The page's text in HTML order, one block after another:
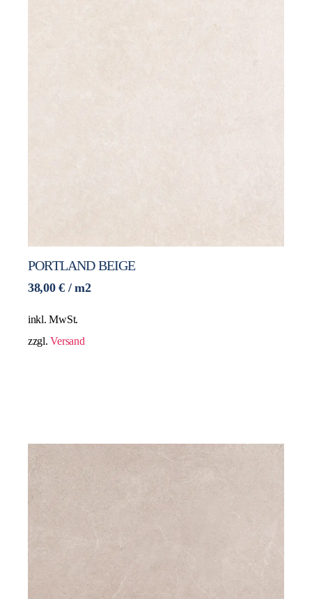
PORTLAND BEIGE
38,00€ / m2
inkl. MwSt.
zzgl.Versand